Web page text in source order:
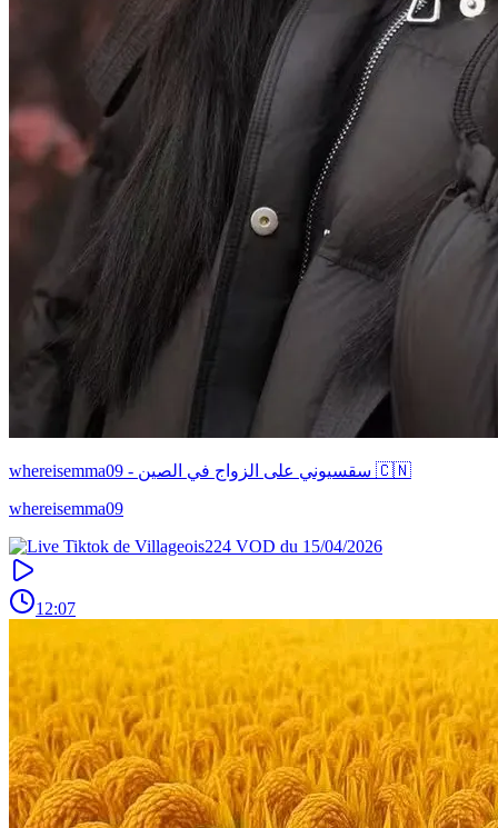
whereisemma09 - سقسيوني على الزواج في الصين 🇨🇳
whereisemma09
12:07